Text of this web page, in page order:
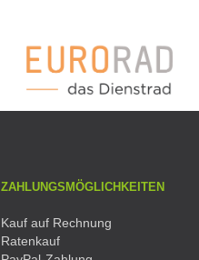
ZAHLUNGSMÖGLICHKEITEN
Kauf auf Rechnung
Ratenkauf